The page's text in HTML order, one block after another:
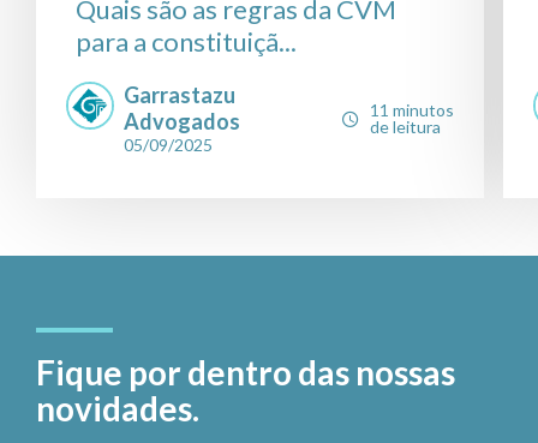
Quais são as regras da CVM
para a constituiçã...
Garrastazu
Advogados
05/09/2025
11 minutos
de leitura
Fique por dentro das nossas
novidades.